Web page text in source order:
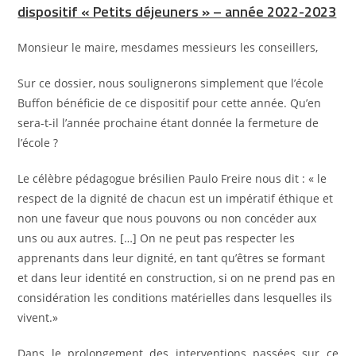
dispositif « Petits déjeuners » – année 2022-2023
Monsieur le maire, mesdames messieurs les conseillers,
Sur ce dossier, nous soulignerons simplement que l’école
Buffon bénéficie de ce dispositif pour cette année. Qu’en
sera-t-il l’année prochaine étant donnée la fermeture de
l’école ?
Le célèbre pédagogue brésilien Paulo Freire nous dit : « le
respect de la dignité de chacun est un impératif éthique et
non une faveur que nous pouvons ou non concéder aux
uns ou aux autres. […] On ne peut pas respecter les
apprenants dans leur dignité, en tant qu’êtres se formant
et dans leur identité en construction, si on ne prend pas en
considération les conditions matérielles dans lesquelles ils
vivent.»